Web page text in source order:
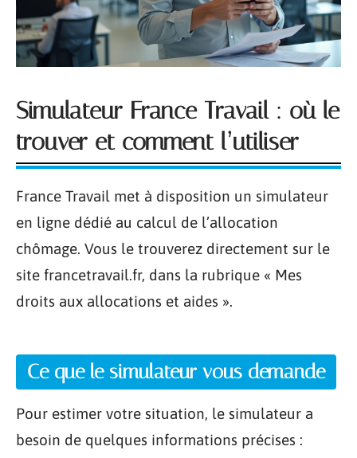
Simulateur France Travail : où le
trouver et comment l’utiliser
France Travail met à disposition un simulateur
en ligne dédié au calcul de l’allocation
chômage. Vous le trouverez directement sur le
site francetravail.fr, dans la rubrique « Mes
droits aux allocations et aides ».
Ce que le simulateur vous demande
Pour estimer votre situation, le simulateur a
besoin de quelques informations précises :